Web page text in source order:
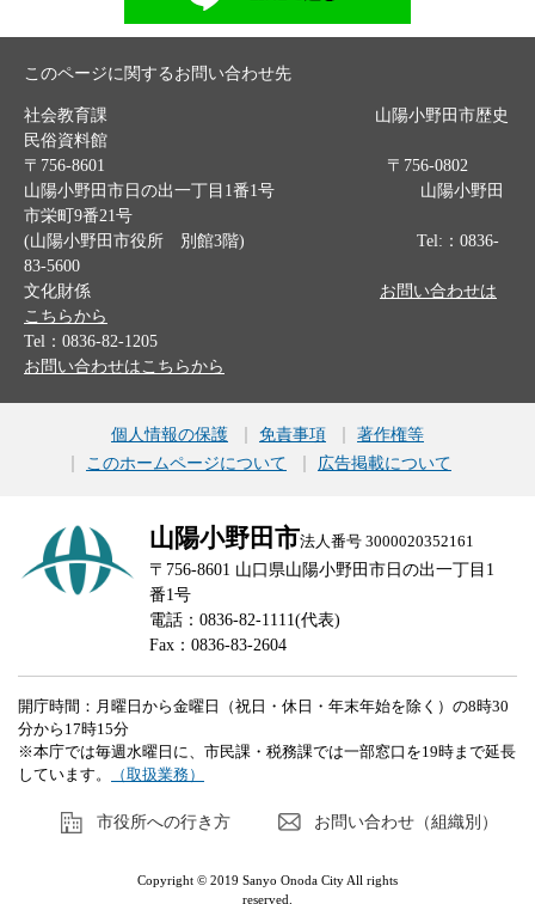
このページに関するお問い合わせ先
社会教育課 山陽小野田市歴史
民俗資料館
〒756-8601 〒756-0802
山陽小野田市日の出一丁目1番1号 山陽小野田
市栄町9番21号
(山陽小野田市役所 別館3階) Tel:：0836-
83-5600
文化財係 お問い合わせは
こちらから
Tel：0836-82-1205
お問い合わせはこちらから
個人情報の保護 免責事項
著作権等
このホームページについて
広告掲載について
山陽小野田市法人番号 3000020352161
〒756-8601 山口県山陽小野田市日の出一丁目1
番1号
電話：0836-82-1111(代表)
Fax：0836-83-2604
開庁時間：月曜日から金曜日（祝日・休日・年末年始を除く）の8時30
分から17時15分
※本庁では毎週水曜日に、市民課・税務課では一部窓口を19時まで延長
しています。
（取扱業務）
市役所への行き方 お問い合わせ（組織別）
Copyright © 2019 Sanyo Onoda City All rights
reserved.